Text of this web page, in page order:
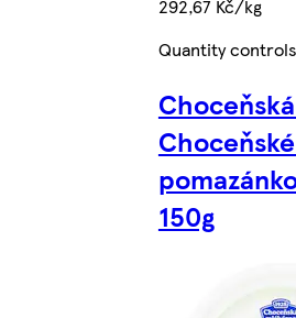
292,67 Kč/kg
Quantity controls
150g